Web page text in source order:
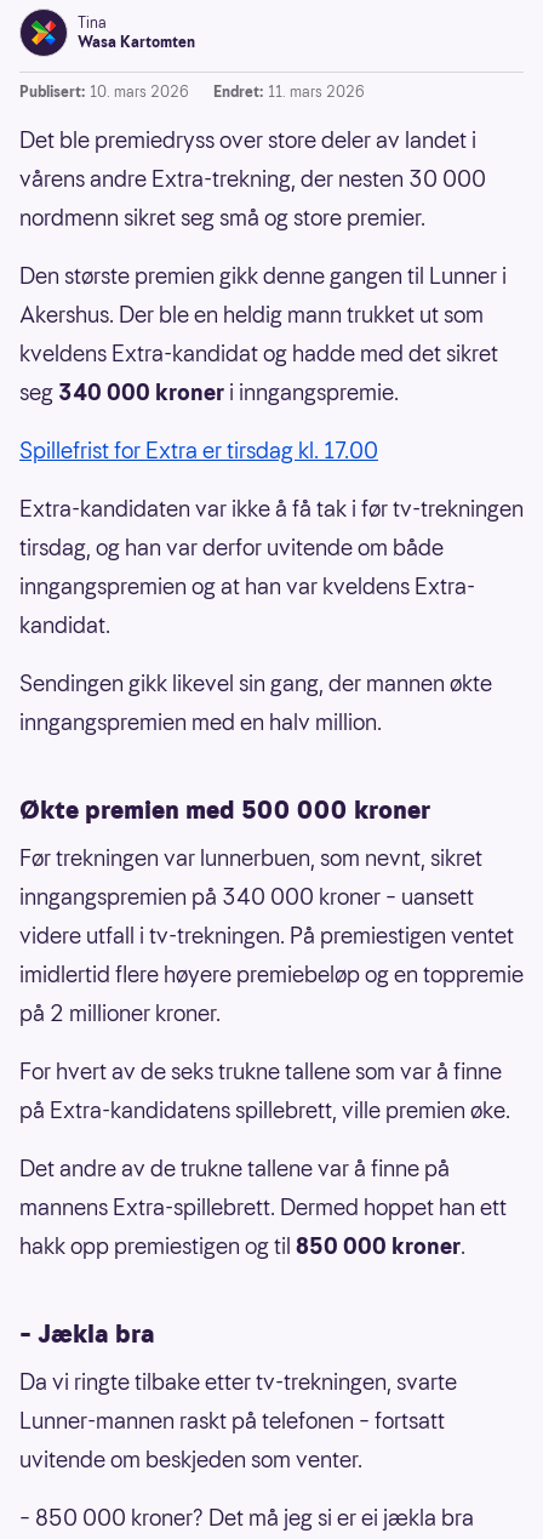
Tina
Wasa Kartomten
Publisert: 10. mars 2026 Endret: 11. mars 2026
Det ble premiedryss over store deler av landet i
vårens andre Extra-trekning, der nesten 30 000
nordmenn sikret seg små og store premier.
Den største premien gikk denne gangen til Lunner i
Akershus. Der ble en heldig mann trukket ut som
kveldens Extra-kandidat og hadde med det sikret
seg 340 000 kroner i inngangspremie.
Spillefrist for Extra er tirsdag kl. 17.00
Extra-kandidaten var ikke å få tak i før tv-trekningen
tirsdag, og han var derfor uvitende om både
inngangspremien og at han var kveldens Extra-
kandidat.
Sendingen gikk likevel sin gang, der mannen økte
inngangspremien med en halv million.
Økte premien med 500 000 kroner
Før trekningen var lunnerbuen, som nevnt, sikret
inngangspremien på 340 000 kroner – uansett
videre utfall i tv-trekningen. På premiestigen ventet
imidlertid flere høyere premiebeløp og en toppremie
på 2 millioner kroner.
For hvert av de seks trukne tallene som var å finne
på Extra-kandidatens spillebrett, ville premien øke.
Det andre av de trukne tallene var å finne på
mannens Extra-spillebrett. Dermed hoppet han ett
hakk opp premiestigen og til 850 000 kroner.
– Jækla bra
Da vi ringte tilbake etter tv-trekningen, svarte
Lunner-mannen raskt på telefonen – fortsatt
uvitende om beskjeden som venter.
– 850 000 kroner? Det må jeg si er ei jækla bra